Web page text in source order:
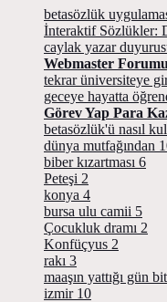
betasözlük
İnteraktif Sözlükler:
caylak yazar
Webmaster Forumu
tekrar üniversiteye
geceye hayatta
Görev Yap Para
betasözlük'ü nasıl
dünya mutfağından
biber kızartması 6
Peteşi 2
konya 4
bursa ulu camii 5
Çocukluk dramı 2
Konfüçyus 2
rakı 3
maaşın yattığı gün
izmir 10